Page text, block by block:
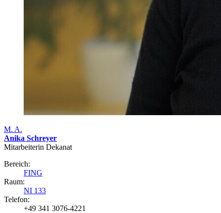
M. A.
Anika Schreyer
Mitarbeiterin Dekanat
Bereich:
FING
Raum:
NI 133
Telefon:
+49 341 3076-4221